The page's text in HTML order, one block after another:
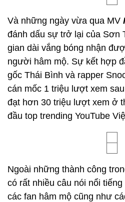
Và những ngày vừa qua MV
đánh dấu sự trở lại của Sơn
gian dài vắng bóng nhận
người hâm mộ. Sự kết hợp
gốc Thái Bình và rapper
cán mốc 1 triệu lượt xem
đạt hơn 30 triệu lượt xem ở
đầu top trending YouTube
Ngoài những thành công
có rất nhiều câu nói nổi
các fan hâm mộ cũng như